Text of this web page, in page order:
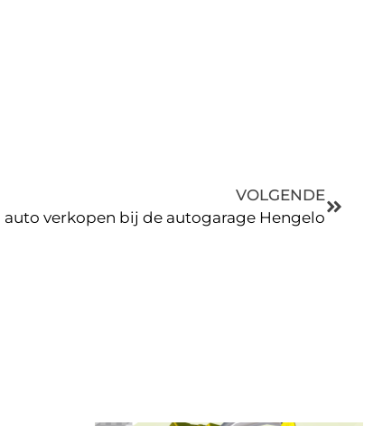
VOLGENDE
auto verkopen bij de autogarage Hengelo